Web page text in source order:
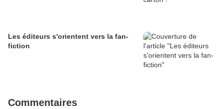
Les éditeurs s'orientent vers la fan-
fiction
Commentaires